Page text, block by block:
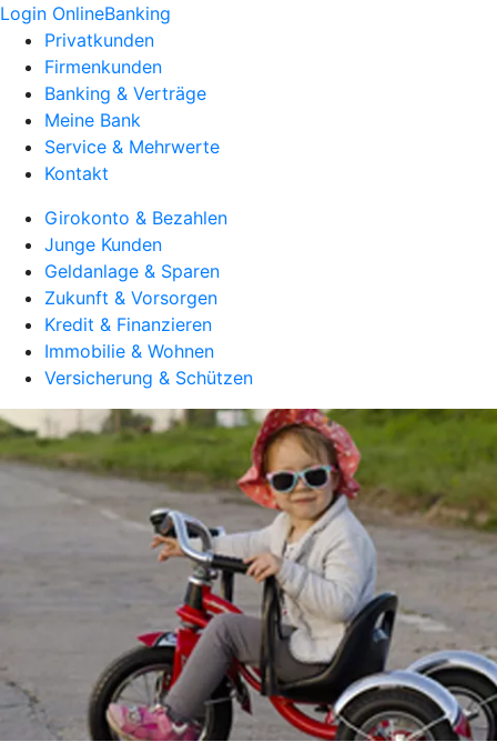
Login OnlineBanking
Privatkunden
Firmenkunden
Banking & Verträge
Meine Bank
Service & Mehrwerte
Kontakt
Girokonto & Bezahlen
Junge Kunden
Geldanlage & Sparen
Zukunft & Vorsorgen
Kredit & Finanzieren
Immobilie & Wohnen
Versicherung & Schützen